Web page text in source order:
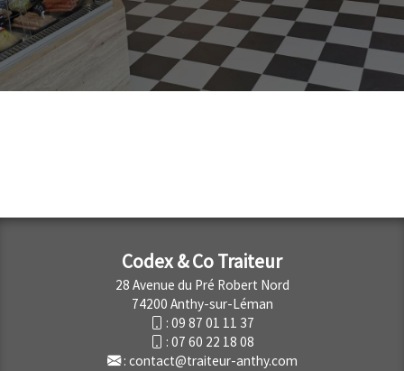
Codex & Co Traiteur
28 Avenue du Pré Robert Nord
74200 Anthy-sur-Léman
: 09 87 01 11 37
: 07 60 22 18 08
: contact@traiteur-anthy.com